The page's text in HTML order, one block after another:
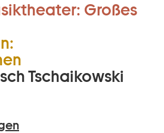
Großes
Tschaikowski